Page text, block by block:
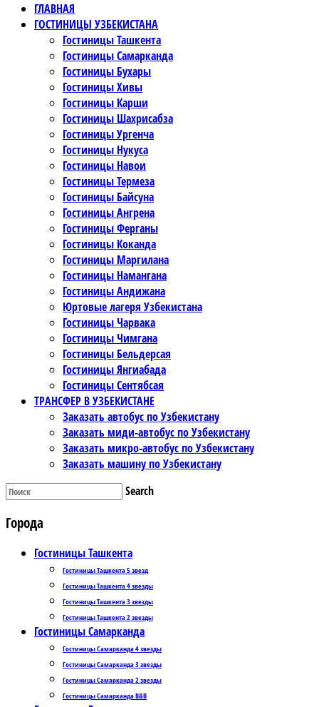
ГЛАВНАЯ
ГОСТИНИЦЫ УЗБЕКИСТАНА
Гостиницы Ташкента
Гостиницы Самарканда
Гостиницы Бухары
Гостиницы Хивы
Гостиницы Карши
Гостиницы Шахрисабза
Гостиницы Ургенча
Гостиницы Нукуса
Гостиницы Навои
Гостиницы Термеза
Гостиницы Байсуна
Гостиницы Ангрена
Гостиницы Ферганы
Гостиницы Коканда
Гостиницы Маргилана
Гостиницы Намангана
Гостиницы Андижана
Юртовые лагеря Узбекистана
Гостиницы Чарвака
Гостиницы Чимгана
Гостиницы Бельдерсая
Гостиницы Янгиабада
Гостиницы Сентябсая
ТРАНСФЕР В УЗБЕКИСТАНЕ
Заказать автобус по Узбекистану
Заказать миди-автобус по Узбекистану
Заказать микро-автобус по Узбекистану
Заказать машину по Узбекистану
Search
Города
Гостиницы Ташкента
Гостиницы Ташкента 5 звезд
Гостиницы Ташкента 4 звезды
Гостиницы Ташкента 3 звезды
Гостиницы Ташкента 2 звезды
Гостиницы Самарканда
Гостиницы Самарканда 4 звезды
Гостиницы Самарканда 3 звезды
Гостиницы Самарканда 2 звезды
Гостиницы Самарканда B&B